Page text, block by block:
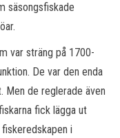
säsongsfiskade
var sträng på 1700-
De var den enda
Men de reglerade även
fick lägga ut
i